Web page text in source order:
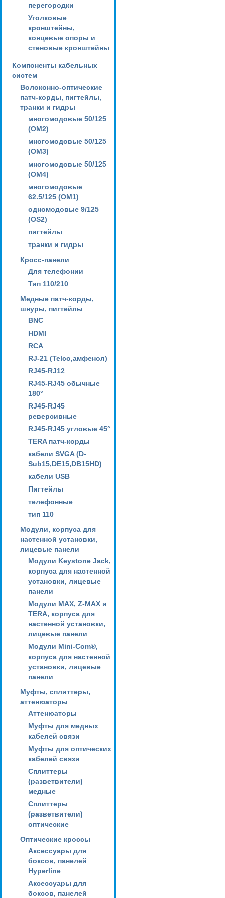
перегородки
Уголковые
кронштейны,
концевые опоры и
стеновые кронштейны
Компоненты кабельных
систем
Волоконно-оптические
патч-корды, пигтейлы,
транки и гидры
многомодовые 50/125
(OM2)
многомодовые 50/125
(OM3)
многомодовые 50/125
(OM4)
многомодовые
62.5/125 (OM1)
одномодовые 9/125
(OS2)
пигтейлы
транки и гидры
Кросс-панели
Для телефонии
Тип 110/210
Медные патч-корды,
шнуры, пигтейлы
BNC
HDMI
RCA
RJ-21 (Telco,амфенол)
RJ45-RJ12
RJ45-RJ45 обычные
180°
RJ45-RJ45
реверсивные
RJ45-RJ45 угловые 45°
TERA патч-корды
кабели SVGA (D-
Sub15,DE15,DB15HD)
кабели USB
Пигтейлы
телефонные
тип 110
Модули, корпуса для
настенной установки,
лицевые панели
Модули Keystone Jack,
корпуса для настенной
установки, лицевые
панели
Модули MAX, Z-MAX и
TERA, корпуса для
настенной установки,
лицевые панели
Модули Mini-Com®,
корпуса для настенной
установки, лицевые
панели
Муфты, сплиттеры,
аттенюаторы
Аттенюаторы
Муфты для медных
кабелей связи
Муфты для оптических
кабелей связи
Сплиттеры
(разветвители)
медные
Сплиттеры
(разветвители)
оптические
Оптические кроссы
Аксессуары для
боксов, панелей
Hyperline
Аксессуары для
боксов, панелей